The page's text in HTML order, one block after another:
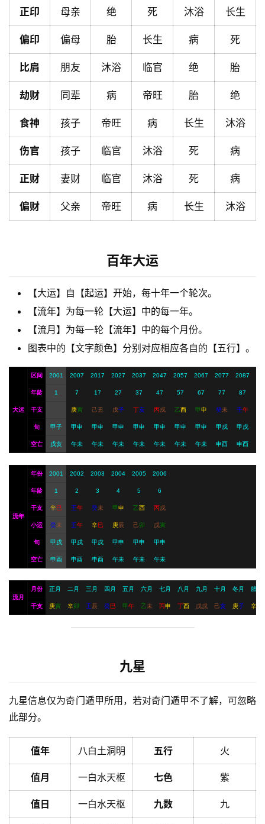
页
历
占
命
理
服
务
员
登录 注册
正印 母亲 绝 死 沐浴 长生
偏印 偏母 胎 长生 病 死
比肩 朋友 沐浴 临官 绝 胎
劫财 同辈 病 帝旺 胎 绝
食神 孩子 帝旺 病 长生 沐浴
伤官 孩子 临官 沐浴 死 病
正财 妻财 临官 沐浴 死 病
偏财 父亲 帝旺 病 长生 沐浴
百年大运
【大运】自【起运】开始，每十年一个轮次。
【流年】为每一轮【大运】中的每一年。
【流月】为每一轮【流年】中的每个月份。
图表中的【文字颜色】分别对应相应各自的【五行】。
大运
区间 2001 2007 2017 2027 2037 2047 2057 2067 2077 2087
年龄 1 7 17 27 37 47 57 67 77 87
干支 庚寅 己丑 戊子 丁亥 丙戌 乙酉 甲申 癸未 壬午
旬 甲子 甲申 甲申 甲申 甲申 甲申 甲申 甲申 甲戌 甲戌
空亡 戌亥 午未 午未 午未 午未 午未 午未 午未 申酉 申酉
流年
年份 2001 2002 2003 2004 2005 2006
年龄 1 2 3 4 5 6
干支 辛巳 壬午 癸未 甲申 乙酉 丙戌
小运 癸未 壬午 辛巳 庚辰 己卯 戊寅
旬 甲戌 甲戌 甲戌 甲申 甲申 甲申
空亡 申酉 申酉 申酉 午未 午未 午未
流月
月份 正月 二月 三月 四月 五月 六月 七月 八月 九月 十月 冬月 腊月
干支 庚寅 辛卯 壬辰 癸巳 甲午 乙未 丙申 丁酉 戊戌 己亥 庚子 辛
九星
九星信息仅为奇门遁甲所用，若对奇门遁甲不了解，可忽略
此部分。
值年 八白土洞明 五行 火
值月 一白水天枢 七色 紫
值日 一白水天枢 九数 九